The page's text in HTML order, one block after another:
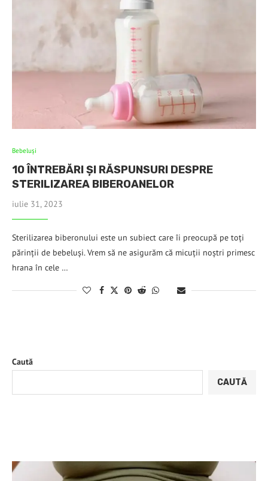
Bebeluşi
10 ÎNTREBĂRI ȘI RĂSPUNSURI DESPRE
STERILIZAREA BIBEROANELOR
iulie 31, 2023
Sterilizarea biberonului este un subiect care îi preocupă pe toți
părinții de bebeluși. Vrem să ne asigurăm că micuții noștri primesc
hrana în cele …
Caută
CAUTĂ